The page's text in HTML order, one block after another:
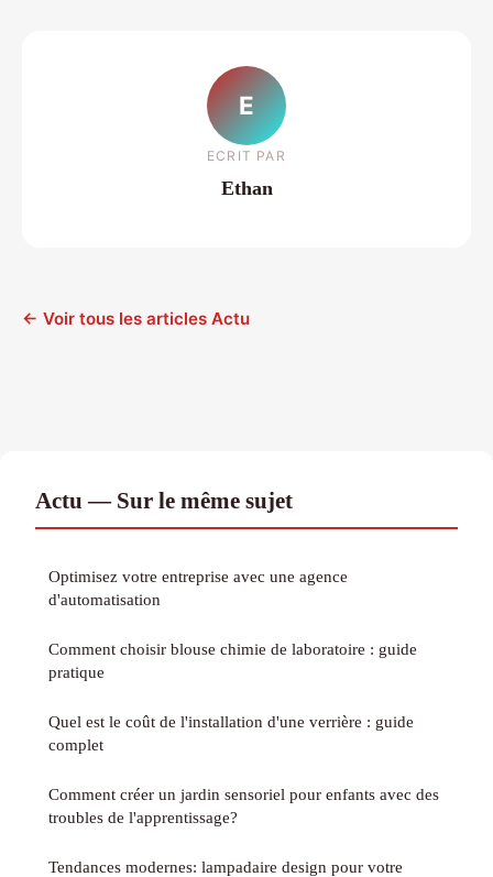
E
ECRIT PAR
Ethan
← Voir tous les articles Actu
Actu — Sur le même sujet
Optimisez votre entreprise avec une agence
d'automatisation
Comment choisir blouse chimie de laboratoire : guide
pratique
Quel est le coût de l'installation d'une verrière : guide
complet
Comment créer un jardin sensoriel pour enfants avec des
troubles de l'apprentissage?
Tendances modernes: lampadaire design pour votre